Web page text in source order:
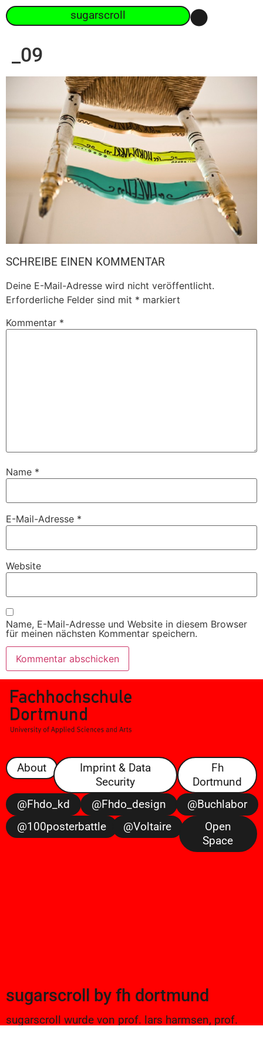
sugarscroll
_09
SCHREIBE EINEN KOMMENTAR
Deine E-Mail-Adresse wird nicht veröffentlicht.
Erforderliche Felder sind mit * markiert
Kommentar *
Name *
E-Mail-Adresse *
Website
Name, E-Mail-Adresse und Website in diesem Browser
für meinen nächsten Kommentar speichern.
About
Imprint & Data
Security
Fh
Dortmund
@fhdo_kd
@fhdo_design
@buchlabor
@100posterbattle
@voltaire
Open
Space
sugarscroll by fh dortmund
sugarscroll wurde von prof. lars harmsen, prof.